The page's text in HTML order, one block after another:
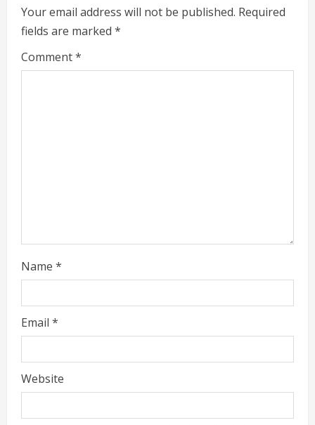
e
R
e
Your email address will not be published. Required
fields are marked *
Comment*
Name *
Email *
Website